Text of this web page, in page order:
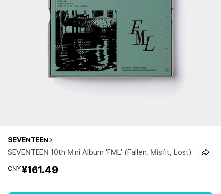
SEVENTEEN
SEVENTEEN 10th Mini Album 'FML' (Fallen, Misfit, Lost)
CNY¥161.49